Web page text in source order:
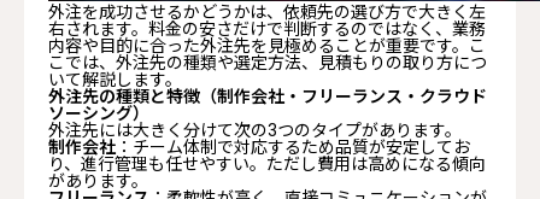
外注を成功させるかどうかは、依頼先の選び方で大きく左
右されます。料金の安さだけで判断するのではなく、業務
内容や目的に合った外注先を見極めることが重要です。こ
こでは、外注先の種類や選定方法、見積もりの取り方につ
いて解説します。
外注先の種類と特徴（制作会社・フリーランス・クラウド
ソーシング）
外注先には大きく分けて次の3つのタイプがあります。
制作会社 ：チーム体制で対応するため品質が安定してお
り、進行管理も任せやすい。ただし費用は高めになる傾向
があります。